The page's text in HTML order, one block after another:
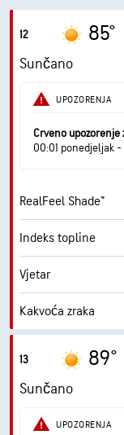
Vidljivost
Baza oblaka
12 85°
Sunčano
UPOZORENJA
Crveno
00:01 ponedjeljak
RealFeel Shade™
Indeks topline
Vjetar
Kakvoća zraka
Maksimalni UV
Naleti
Vlažnost
13 89°
Sunčano
UPOZORENJA